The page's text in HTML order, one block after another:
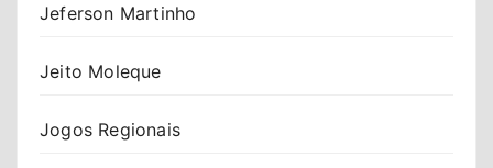
Jeferson Martinho
Jeito Moleque
Jogos Regionais